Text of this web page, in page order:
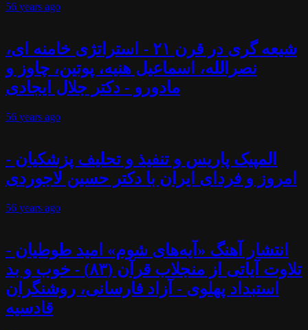
56 years ago
شیعه گری در قرن ۲۱ - استراتژی خامنه ای،
نصرالله، اسماعیل هنیه، پوتین، چاوز و
مادورو - دکتر جلال ایجادی
56 years ago
المپیک پاریس و تنفیذ و تحلیف پزشکیان -
امروز و فردای ایران با دکتر حسین لاجوردی
56 years ago
انتشار آهنگ «آیه‌های شوم» امید طوطیان -
تلاوت آیاتی از منجلاب قرآن (۸۳) - خوب و بد
استبداد پهلوی - آزاد فارسانی، روشنگران
قادسیه